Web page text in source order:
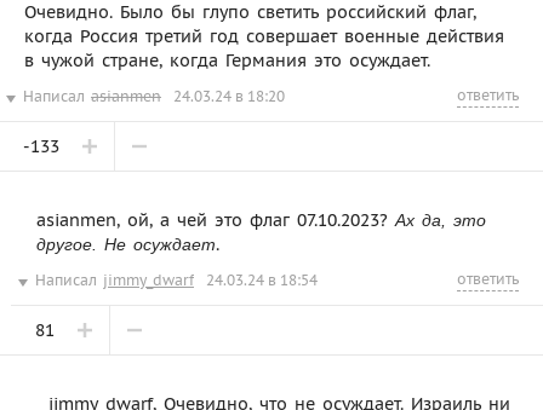
Очевидно. Было бы глупо светить российский флаг,
когда Россия третий год совершает военные действия
в чужой стране, когда Германия это осуждает.
Написал asianmen 24.03.24 в 18:20 ответить
-133
asianmen, ой, а чей это флаг 07.10.2023?Ах да, это
другое. Не осуждает.
Написал jimmy_dwarf 24.03.24 в 18:54 ответить
81
jimmy_dwarf, Очевидно, что не осуждает. Израиль ни